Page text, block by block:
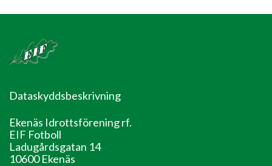
Dataskyddsbeskrivning
Ekenäs Idrottsförening rf.
EIF Fotboll
Ladugårdsgatan 14
10600 Ekenäs